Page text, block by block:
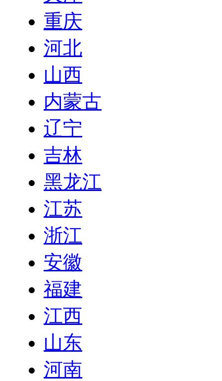
重庆
河北
山西
内蒙古
辽宁
吉林
黑龙江
江苏
浙江
安徽
福建
江西
山东
河南